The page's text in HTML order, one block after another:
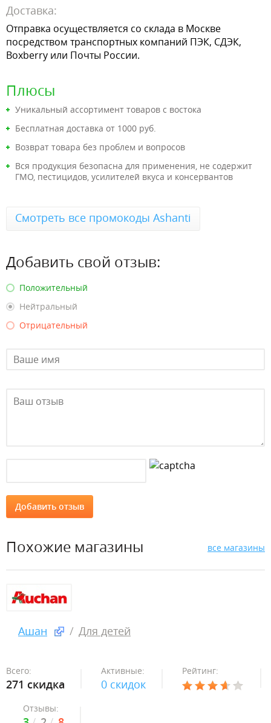
Доставка:
Отправка осуществляется со склада в Москве
посредством транспортных компаний ПЭК, СДЭК,
Boxberry или Почты России.
Плюсы
Уникальный ассортимент товаров с востока
Бесплатная доставка от 1000 руб.
Возврат товара без проблем и вопросов
Вся продукция безопасна для применения, не содержит
ГМО, пестицидов, усилителей вкуса и консервантов
Смотреть все промокоды Ashanti
Добавить свой отзыв:
Положительный
Нейтральный
Отрицательный
Похожие магазины все магазины
Ашан Для детей
Всего:
271 скидка
Активные:
0 скидок
Рейтинг:
Отзывы: